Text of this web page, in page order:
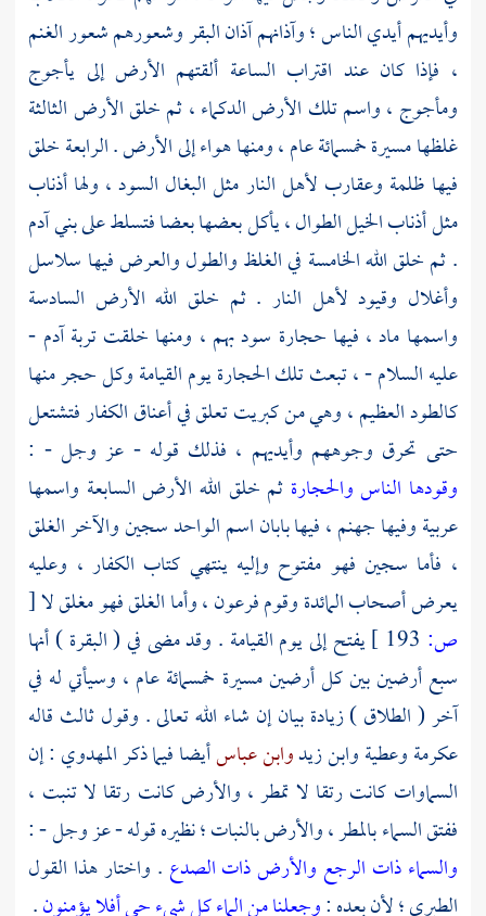
وأيديهم أيدي الناس ؛ وآذانهم آذان البقر وشعورهم شعور الغنم
، فإذا كان عند اقتراب الساعة ألقتهم الأرض إلى يأجوج
ومأجوج ،واسم تلك الأرض الدكماء ، ثم خلق الأرض الثالثة
غلظها مسيرة خمسمائة عام ، ومنها هواء إلى الأرض . الرابعة خلق
فيها ظلمة وعقارب لأهل النار مثل البغال السود ، ولها أذناب
مثل أذناب الخيل الطوال ، يأكل بعضها بعضا فتسلط على بنيآدم
. ثم خلق الله الخامسة في الغلظ والطول والعرض فيها سلاسل
وأغلال وقيود لأهل النار . ثم خلق الله الأرض السادسة
واسمها ماد ، فيها حجارة سود بهم ، ومنها خلقت تربةآدم -
عليه السلام - ، تبعث تلك الحجارة يوم القيامة وكل حجر منها
كالطود العظيم ، وهي من كبريت تعلق في أعناق الكفار فتشتعل
حتى تحرق وجوههم وأيديهم ، فذلك قوله - عز وجل - :
وقودها الناس والحجارة ثم خلق الله الأرض السابعة واسمها
عربية وفيها جهنم ، فيها بابان اسم الواحد سجين والآخر الغلق
، فأما سجين فهو مفتوح وإليه ينتهي كتاب الكفار ، وعليه
يعرض أصحاب المائدة وقوم فرعون ، وأما الغلق فهو مغلق لا[
ص:
يفتح إلى يوم القيامة . وقد مضى في ( البقرة ) أنها
سبع أرضين بين كل أرضين مسيرة خمسمائة عام ، وسيأتي له في
آخر ( الطلاق ) زيادة بيان إن شاء الله تعالى . وقول ثالث قاله
عكرمةوعطيةوابن زيدوابن عباسأيضا فيما ذكرالمهدوي : إن
السماوات كانت رتقا لا تمطر ، والأرض كانت رتقا لا تنبت ،
ففتق السماء بالمطر ، والأرض بالنبات ؛ نظيره قوله - عز وجل - :
والسماء ذات الرجع والأرض ذات الصدع . واختار هذا القول
الطبري ؛لأن بعده :وجعلنا من الماء كل شيء حي أفلا يؤمنون.